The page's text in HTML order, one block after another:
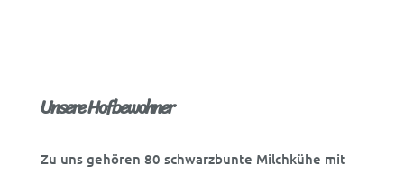
Unsere Hofbewohner
Zu uns gehören 80 schwarzbunte Milchkühe mit